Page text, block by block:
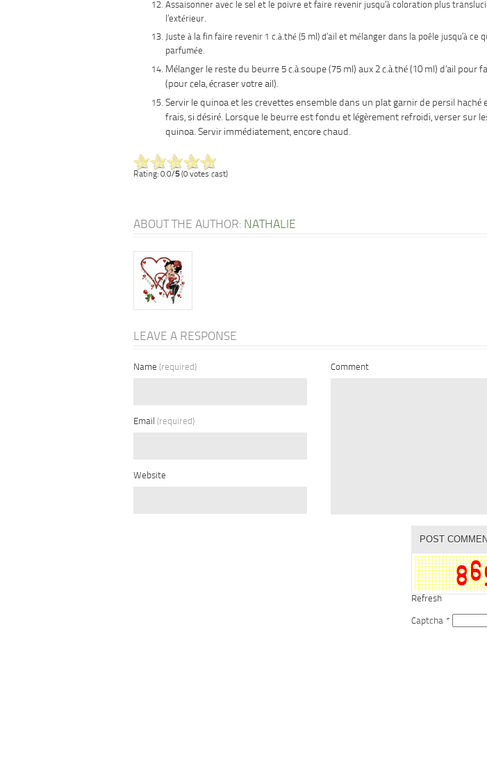
Assaisonner avec le sel et le poivre et faire revenir jusqu’à coloration plus
l’extérieur.
Juste à la fin faire revenir 1 c.à.thé (5 ml) d’ail et mélanger dans la poêle jusqu’à ce
parfumée.
Mélanger le reste du beurre 5 c.à.soupe (75 ml) aux 2 c.à.thé (10 ml) d’ail pour
(pour cela, écraser votre ail).
Servir le quinoa et les crevettes ensemble dans un plat garnir de persil haché
frais, si désiré. Lorsque le beurre est fondu et légèrement refroidi, verser sur
quinoa. Servir immédiatement, encore chaud.
Rating: 0.0/5(0 votes cast)
ABOUT THE AUTHOR: NATHALIE
LEAVE A RESPONSE
Name (required)
Email (required)
Website
Comment
Refresh
Captcha *